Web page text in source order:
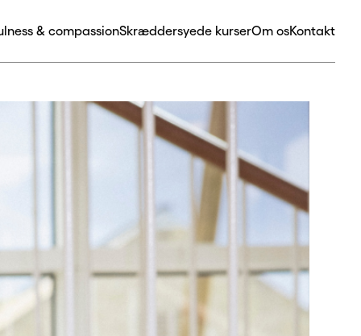
& compassionSkræddersyede kurserOm osKontakt